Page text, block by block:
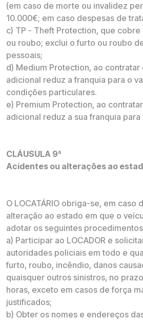
(em caso de morte ou invalidez
10.000€; em caso despesas de
c) TP - Theft Protection, que
ou roubo; exclui o furto ou roubo
pessoais;
d) Medium Protection, ao
adicional reduz a franquia para o
condições particulares.
e) Premium Protection, ao
adicional reduz a sua franquia para
CLÁUSULA 9ª
Acidentes ou alterações ao
O LOCATÁRIO obriga-se, em caso
alteração ao estado em que o
adotar os seguintes
a) Participar ao LOCADOR e
autoridades policiais em todo e
furto, roubo, incêndio, danos
quaisquer outros sinistros, no
horas, exceto em casos de força
justificados;
b) Obter os nomes e endereços